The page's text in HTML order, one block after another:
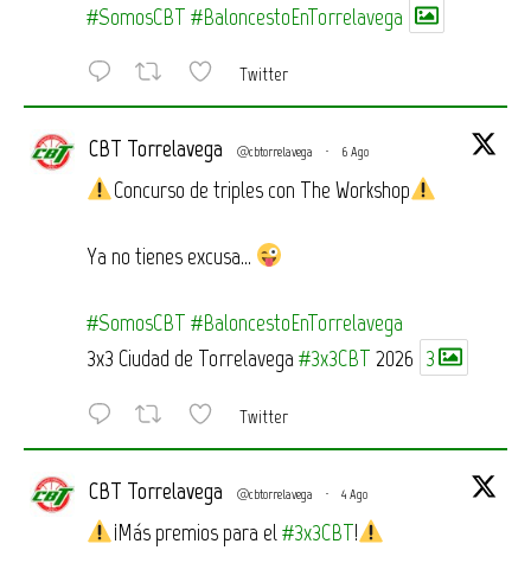
#SomosCBT #BaloncestoEnTorrelavega
Twitter
CBT Torrelavega @cbtorrelavega · 6 Ago
Concurso de triples con The Workshop
Ya no tienes excusa…
#SomosCBT #BaloncestoEnTorrelavega
3x3 Ciudad de Torrelavega#3x3CBT 2026 3
Twitter
CBT Torrelavega @cbtorrelavega · 4 Ago
¡Más premios para el#3x3CBT!